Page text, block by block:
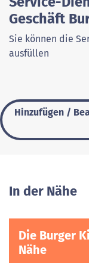
Geschäft
Sie können die
ausfüllen
Hinzufügen /
In der Nähe
Die Burger
Nähe